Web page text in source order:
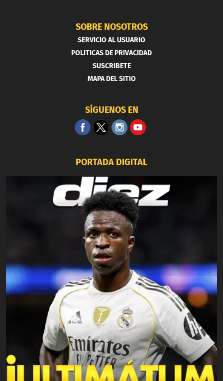
SOBRE NOSOTROS
SERVICIO AL USUARIO
POLITICAS DE PRIVACIDAD
SUSCRIBETE
MAPA DEL SITIO
SÍGUENOS EN
PORTADA DIGITAL